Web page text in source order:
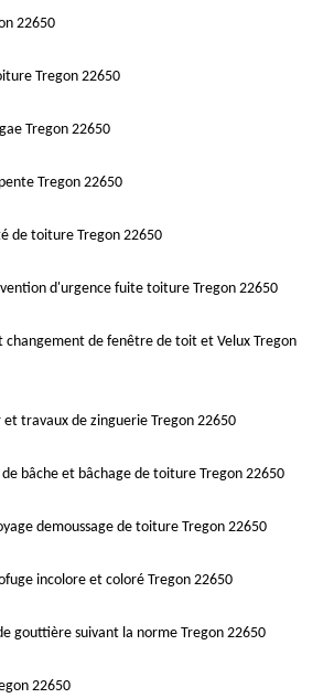
22650
Tregon 22650
Tregon 22650
Tregon 22650
de toiture Tregon 22650
d'urgence fuite toiture Tregon 22650
changement de fenêtre de toit et Velux Tregon
et travaux de zinguerie Tregon 22650
bâche et bâchage de toiture Tregon 22650
demoussage de toiture Tregon 22650
incolore et coloré Tregon 22650
gouttière suivant la norme Tregon 22650
22650